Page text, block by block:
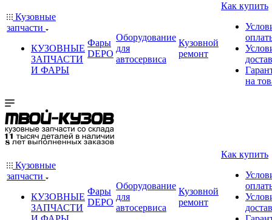
Кузовные
запчасти
КУЗОВНЫЕ
ЗАПЧАСТИ
И ФАРЫ
Фары
DEPO
Оборудование
для
автосервиса
Кузовной
ремонт
Как купить
на
Кузовные
запчасти
КУЗОВНЫЕ
ЗАПЧАСТИ
Фары
DEPO
Оборудование
для
автосервиса
Кузовной
ремонт
Как купить